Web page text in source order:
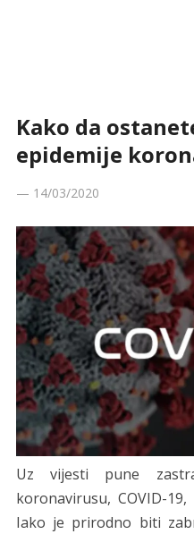
Kako da
epidemije
— 14/03/2020
Uz vijesti pune
koronavirusu, COVID-
Iako je prirodno biti